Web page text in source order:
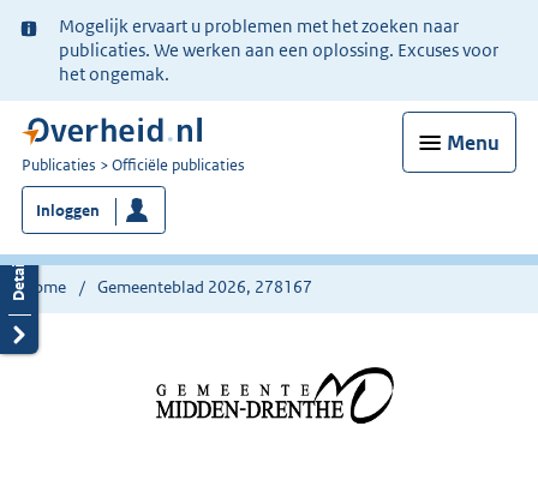
Ter
informatie:
Mogelijk ervaart u problemen met het zoeken naar
publicaties. We werken aan een oplossing. Excuses voor
het ongemak.
Menu
U
bent
nu
hier:
Publicaties Officiële publicaties
Inloggen
Home Gemeenteblad 2026, 278167